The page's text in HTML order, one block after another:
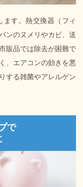
す。熱交換器（フィ
ンのヌメリやカビ、送
販品では除去が困難で
、エアコンの効きを悪
する雑菌やアレルゲン
で